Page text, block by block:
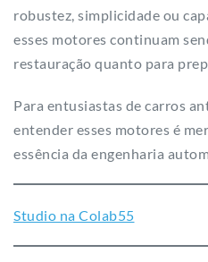
robustez, simplicidade ou
esses motores continuam
restauração quanto para
Para entusiastas de carros
entender esses motores é
essência da engenharia
Studio na Colab55